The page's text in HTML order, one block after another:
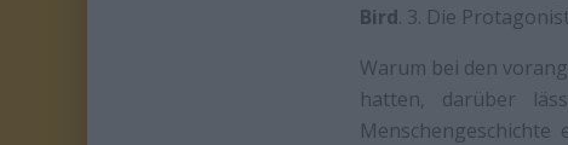
Bird. 3. Die
Warum bei den
hatten, darüber